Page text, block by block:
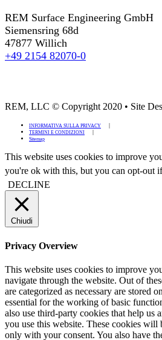
REM Surface Engineering GmbH
Siemensring 68d
47877 Willich
+49 2154 82070-0
REM, LLC © Copyright 2020 • Site
INFORMATIVA SULLA PRIVACY
TERMINI E CONDIZIONI
Sitemap
This website uses cookies to improve
you're ok with this, but you can opt-out
DECLINE
Chiudi
Privacy Overview
This website uses cookies to improve
navigate through the website. Out of
are categorized as necessary are stored
essential for the working of basic
also use third-party cookies that help us
you use this website. These cookies will
only with your consent. You also have